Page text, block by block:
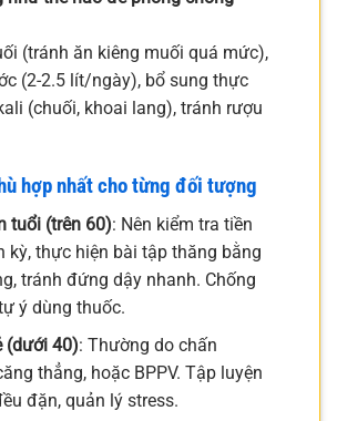
(tránh ăn kiêng muối quá mức),
(2-2.5 lít/ngày), bổ sung thực
(chuối, khoai lang), tránh rượu
hợp nhất cho từng đối tượng
tuổi (trên 60): Nên kiểm tra tiền
kỳ, thực hiện bài tập thăng bằng
tránh đứng dậy nhanh. Chống
ý dùng thuốc.
(dưới 40): Thường do chấn
thẳng, hoặc BPPV. Tập luyện
đặn, quản lý stress.